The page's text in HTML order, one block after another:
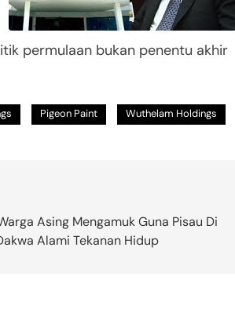
permulaan bukan penentu akhir
Pigeon Paint Wuthelam Holdings
Asing Mengamuk Guna Pisau Di
Alami Tekanan Hidup